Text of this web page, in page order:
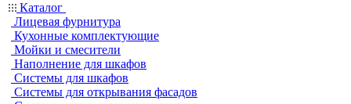
Каталог
Лицевая фурнитура
Кухонные комплектующие
Мойки и смесители
Наполнение для шкафов
Системы для шкафов
Системы для открывания фасадов